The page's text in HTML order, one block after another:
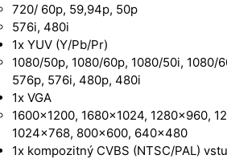
720/ 60p, 59,94p, 50p
576i, 480i
1x YUV (Y/Pb/Pr)
1080/50p, 1080/60p, 1080/50i, 1080/
576p, 576i, 480p, 480i
1x VGA
1600×1200, 1680×1024, 1280×960,
1024×768, 800×600, 640×480
1x kompozitný CVBS (NTSC/PAL)